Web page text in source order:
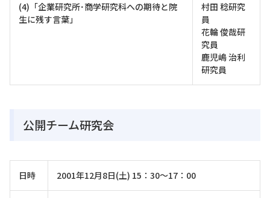
(4)「企業研究所･商学研究科への期待と院
生に残す言葉」
村田 稔研究
員
花輪 俊哉研
究員
鹿児嶋 治利
研究員
公開チーム研究会
日時 2001年12月8日(土) 15：30～17：00